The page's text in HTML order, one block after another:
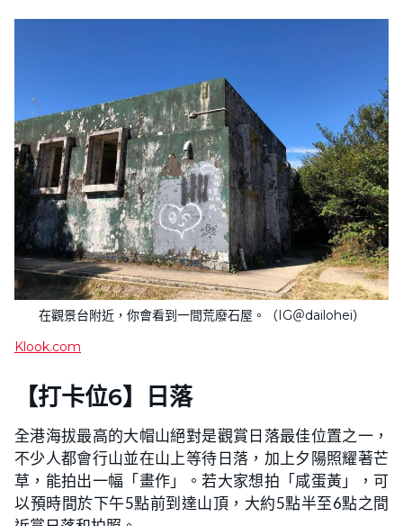
在觀景台附近，你會看到一間荒廢石屋。（IG＠dailohei）
Klook.com
【打卡位6】日落
全港海拔最高的大帽山絕對是觀賞日落最佳位置之一，
不少人都會行山並在山上等待日落，加上夕陽照耀著芒
草，能拍出一幅「畫作」。若大家想拍「咸蛋黃」，可
以預時間於下午5點前到達山頂，大約5點半至6點之間